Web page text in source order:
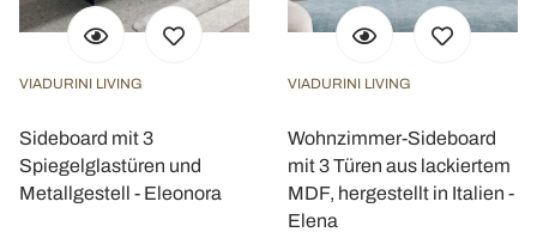
VIADURINI LIVING
Sideboard mit 3
Spiegelglastüren und
Metallgestell - Eleonora
VIADURINI LIVING
Wohnzimmer-Sideboard
mit 3 Türen aus lackiertem
MDF, hergestellt in Italien -
Elena